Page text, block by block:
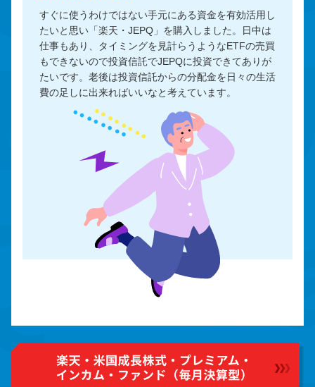
すぐに使うわけではない手元にある資金を有効活用し
たいと思い「楽天・JEPQ」を購入しました。日中は
仕事もあり、タイミングを見計らうようなETFの売買
もできないので投資信託でJEPQに投資できてありが
たいです。老後は投資信託からの分配金を日々の生活
費の足しに出来ればいいなと考えています。